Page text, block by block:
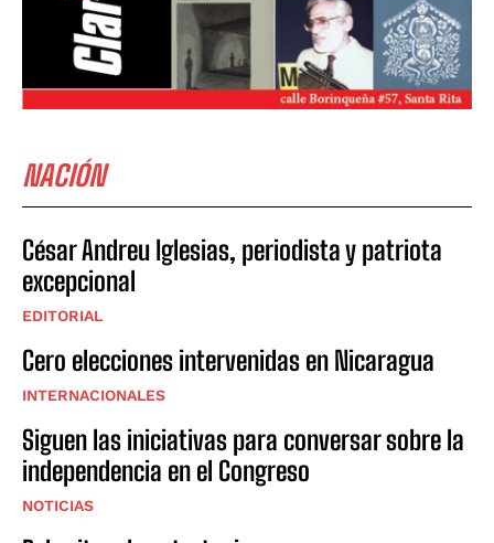
NACIÓN
César Andreu Iglesias, periodista y patriota
excepcional
EDITORIAL
Cero elecciones intervenidas en Nicaragua
INTERNACIONALES
Siguen las iniciativas para conversar sobre la
independencia en el Congreso
NOTICIAS